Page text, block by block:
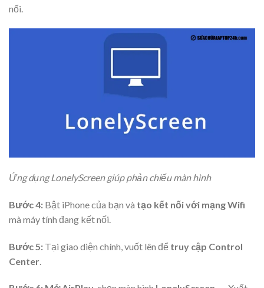
nối.
Ứng dụng LonelyScreen giúp phản chiếu màn hình
Bước 4: Bật iPhone của bạn và tạo kết nối với mạng Wifi
mà máy tính đang kết nối.
Bước 5: Tại giao diện chính, vuốt lên để truy cập Control
Center